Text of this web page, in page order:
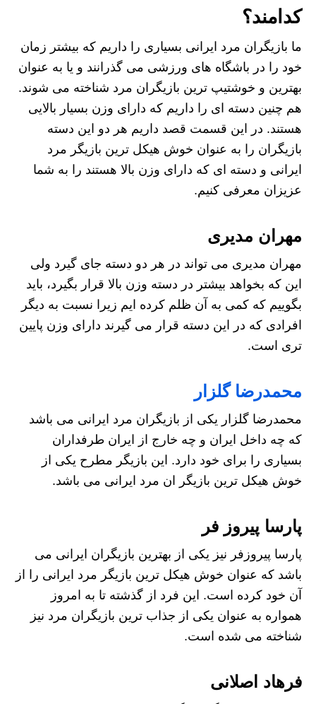
کدامند؟
ما بازیگران مرد ایرانی بسیاری را داریم که بیشتر زمان
خود را در باشگاه های ورزشی می گذرانند و یا به عنوان
بهترین و خوشتیپ ترین بازیگران مرد شناخته می شوند.
هم چنین دسته ای را داریم که دارای وزن بسیار بالایی
هستند. در این قسمت قصد داریم هر دو این دسته
بازیگران را به عنوان خوش هیکل ترین بازیگر مرد
ایرانى و دسته ای که دارای وزن بالا هستند را به شما
عزیزان معرفی کنیم.
مهران مدیری
مهران مدیری می تواند در هر دو دسته جای گیرد ولی
این که بخواهد بیشتر در دسته وزن بالا قرار بگیرد، باید
بگوییم که کمی به آن ظلم کرده ایم زیرا نسبت به دیگر
افرادی که در این دسته قرار می گیرند دارای وزن پایین
تری است.
محمدرضا گلزار
محمدرضا گلزار یکی از بازیگران مرد ایرانی می باشد
که چه داخل ایران و چه خارج از ایران طرفداران
بسیاری را برای خود دارد. این بازیگر مطرح یکی از
خوش هیکل ترین بازیگر ان مرد ایرانى می باشد.
پارسا پیروز فر
پارسا پیروزفر نیز یکی از بهترین بازیگران ایرانی می
باشد که عنوان خوش هیکل ترین بازیگر مرد ایرانى را از
آن خود کرده است. این فرد از گذشته تا به امروز
همواره به عنوان یکی از جذاب ترین بازیگران مرد نیز
شناخته می شده است.
فرهاد اصلانی